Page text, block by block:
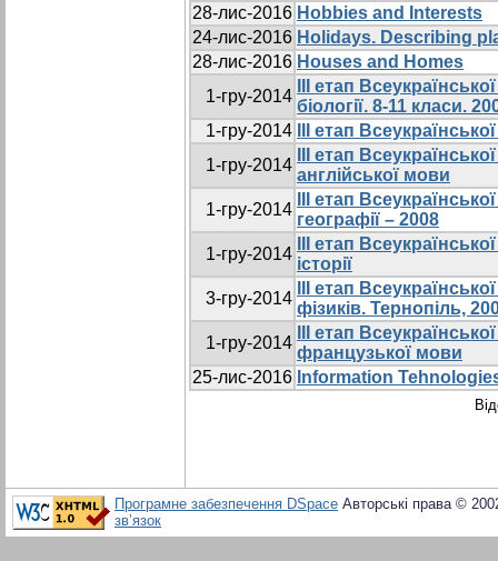
28-лис-2016 Hobbies and Interests
24-лис-2016 Holidays. Describing
28-лис-2016 Houses and Homes
1-гру-2014
III етап
біології. 8-11 класи.
1-гру-2014
III етап
1-гру-2014
III етап
англійської мови
1-гру-2014
III етап
географії – 2008
1-гру-2014
III етап
історії
3-гру-2014
III етап
фізиків. Тернопіль,
1-гру-2014
III етап
французької мови
25-лис-2016 Information
Програмне забезпечення DSpace Авторські права ©
зв’язок